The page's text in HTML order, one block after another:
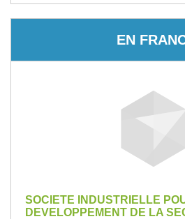
EN
SOCIETE INDUSTRIELLE
DEVELOPPEMENT DE LA